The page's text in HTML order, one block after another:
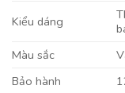
Kiểu dáng
Màu sắc
Bảo hành